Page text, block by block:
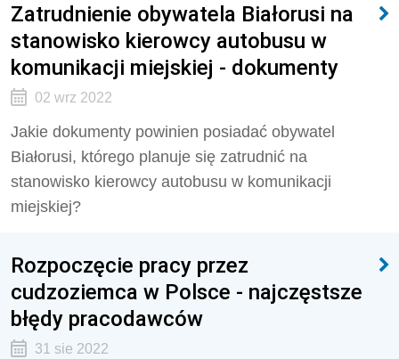
Zatrudnienie obywatela Białorusi na
stanowisko kierowcy autobusu w
komunikacji miejskiej - dokumenty
02 wrz 2022
Jakie dokumenty powinien posiadać obywatel
Białorusi, którego planuje się zatrudnić na
stanowisko kierowcy autobusu w komunikacji
miejskiej?
Rozpoczęcie pracy przez
cudzoziemca w Polsce - najczęstsze
błędy pracodawców
31 sie 2022